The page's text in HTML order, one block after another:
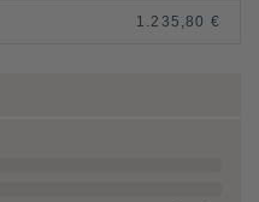
1.235,80 €